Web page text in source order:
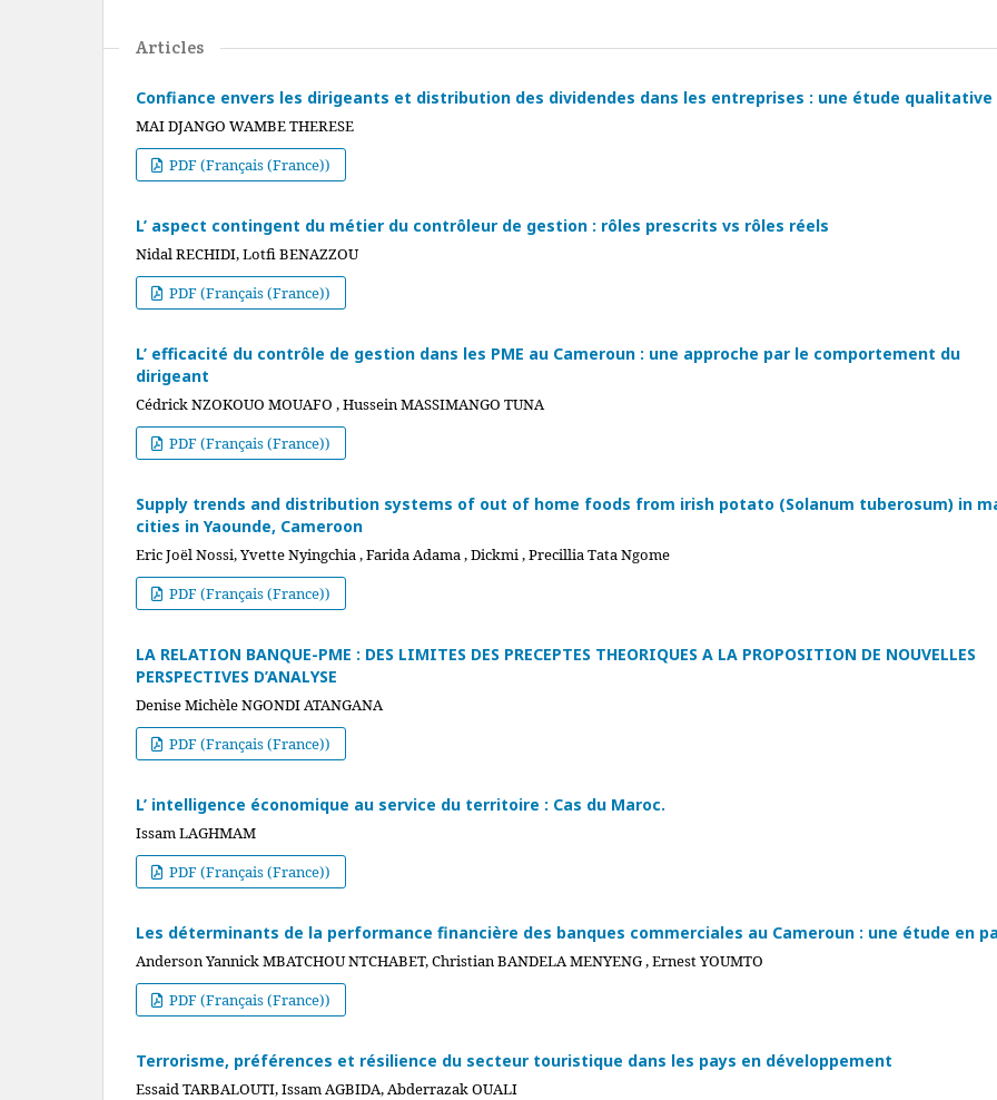
Articles
Confiance envers les dirigeants et distribution des dividendes dans les entreprises : une étude qualitative
MAI DJANGO WAMBE THERESE
PDF (Français (France))
L’ aspect contingent du métier du contrôleur de gestion : rôles prescrits vs rôles réels
Nidal RECHIDI, Lotfi BENAZZOU
PDF (Français (France))
L’ efficacité du contrôle de gestion dans les PME au Cameroun : une approche par le comportement du
dirigeant
Cédrick NZOKOUO MOUAFO , Hussein MASSIMANGO TUNA
PDF (Français (France))
Supply trends and distribution systems of out of home foods from irish potato (Solanum tuberosum) in
cities in Yaounde, Cameroon
Eric Joël Nossi, Yvette Nyingchia , Farida Adama , Dickmi , Precillia Tata Ngome
PDF (Français (France))
LA RELATION BANQUE-PME : DES LIMITES DES PRECEPTES THEORIQUES A LA PROPOSITION DE NOUVELLES
PERSPECTIVES D’ANALYSE
Denise Michèle NGONDI ATANGANA
PDF (Français (France))
L’ intelligence économique au service du territoire : Cas du Maroc.
Issam LAGHMAM
PDF (Français (France))
Les déterminants de la performance financière des banques commerciales au Cameroun : une étude en
Anderson Yannick MBATCHOU NTCHABET, Christian BANDELA MENYENG , Ernest YOUMTO
PDF (Français (France))
Terrorisme, préférences et résilience du secteur touristique dans les pays en développement
Essaid TARBALOUTI, Issam AGBIDA, Abderrazak OUALI